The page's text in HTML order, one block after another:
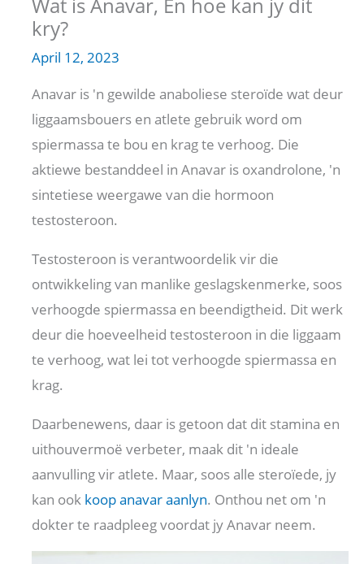
kry?
April 12, 2023
Anavar is 'n gewilde anaboliese steroïde wat deur
liggaamsbouers en atlete gebruik word om
spiermassa te bou en krag te verhoog. Die
aktiewe bestanddeel in Anavar is oxandrolone, 'n
sintetiese weergawe van die hormoon
testosteroon.
Testosteroon is verantwoordelik vir die
ontwikkeling van manlike geslagskenmerke, soos
verhoogde spiermassa en beendigtheid. Dit werk
deur die hoeveelheid testosteroon in die liggaam
te verhoog, wat lei tot verhoogde spiermassa en
krag.
Daarbenewens, daar is getoon dat dit stamina en
uithouvermoë verbeter, maak dit 'n ideale
aanvulling vir atlete. Maar, soos alle steroïede, jy
kan ook koop anavar aanlyn. Onthou net om 'n
dokter te raadpleeg voordat jy Anavar neem.